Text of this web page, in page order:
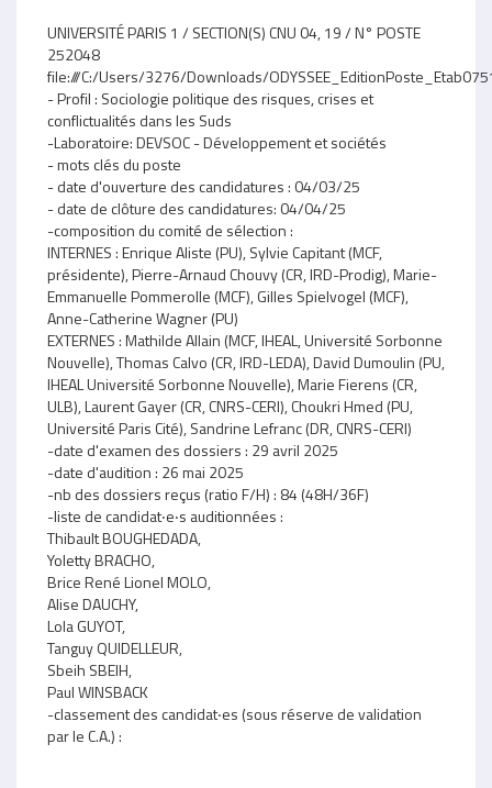
UNIVERSITÉ PARIS 1 / SECTION(S) CNU 04, 19 / N° POSTE
252048
file:///C:/Users/3276/Downloads/
- Profil : Sociologie politique des risques, crises et
conflictualités dans les Suds
-Laboratoire: DEVSOC - Développement et sociétés
- mots clés du poste
- date d'ouverture des candidatures : 04/03/25
- date de clôture des candidatures: 04/04/25
-composition du comité de sélection :
INTERNES : Enrique Aliste (PU), Sylvie Capitant (MCF,
présidente), Pierre-Arnaud Chouvy (CR, IRD-Prodig), Marie-
Emmanuelle Pommerolle (MCF), Gilles Spielvogel (MCF),
Anne-Catherine Wagner (PU)
EXTERNES : Mathilde Allain (MCF, IHEAL, Université Sorbonne
Nouvelle), Thomas Calvo (CR, IRD-LEDA), David Dumoulin (PU,
IHEAL Université Sorbonne Nouvelle), Marie Fierens (CR,
ULB), Laurent Gayer (CR, CNRS-CERI), Choukri Hmed (PU,
Université Paris Cité), Sandrine Lefranc (DR, CNRS-CERI)
-date d'examen des dossiers : 29 avril 2025
-date d'audition : 26 mai 2025
-nb des dossiers reçus (ratio F/H) : 84 (48H/36F)
-liste de candidat‧e‧s auditionnées :
Thibault BOUGHEDADA,
Yoletty BRACHO,
Brice René Lionel MOLO,
Alise DAUCHY,
Lola GUYOT,
Tanguy QUIDELLEUR,
Sbeih SBEIH,
Paul WINSBACK
-classement des candidat‧es (sous réserve de validation
par le C.A.) :